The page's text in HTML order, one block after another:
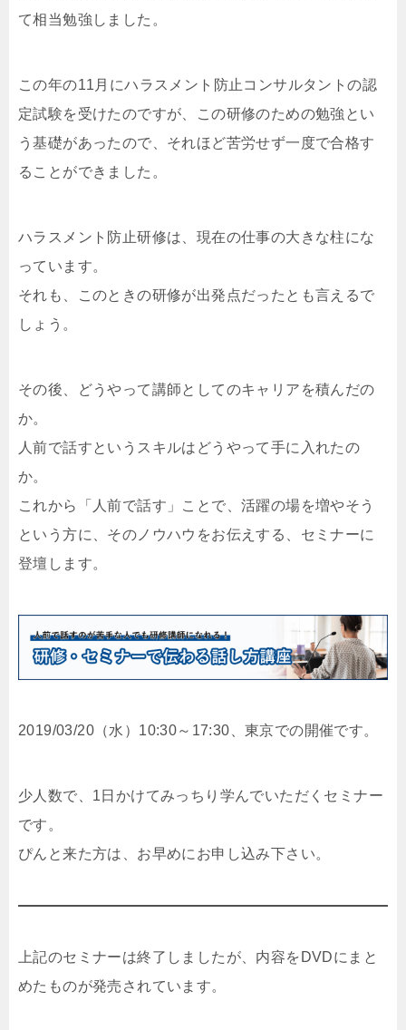
て相当勉強しました。
この年の11月にハラスメント防止コンサルタントの認
定試験を受けたのですが、この研修のための勉強とい
う基礎があったので、それほど苦労せず一度で合格す
ることができました。
ハラスメント防止研修は、現在の仕事の大きな柱にな
っています。
それも、このときの研修が出発点だったとも言えるで
しょう。
その後、どうやって講師としてのキャリアを積んだの
か。
人前で話すというスキルはどうやって手に入れたの
か。
これから「人前で話す」ことで、活躍の場を増やそう
という方に、そのノウハウをお伝えする、セミナーに
登壇します。
2019/03/20（水）10:30～17:30、東京での開催です。
少人数で、1日かけてみっちり学んでいただくセミナー
です。
ぴんと来た方は、お早めにお申し込み下さい。
上記のセミナーは終了しましたが、内容をDVDにまと
めたものが発売されています。